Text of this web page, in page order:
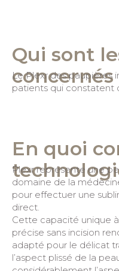
Qui sont
concernés
Le Plexr des paupières
patients qui constatent
En quoi
Plexr représente une
domaine de la
pour effectuer une
direct.
Cette capacité unique
précise sans incision
adapté pour le délicat
l’aspect plissé de la